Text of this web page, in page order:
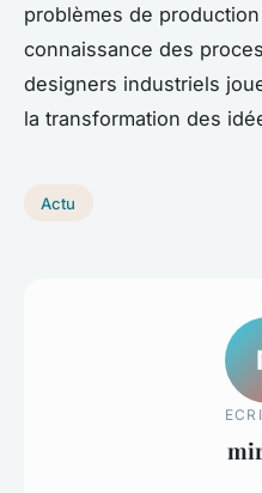
problèmes de
connaissance des
designers industriels
la transformation des
Actu